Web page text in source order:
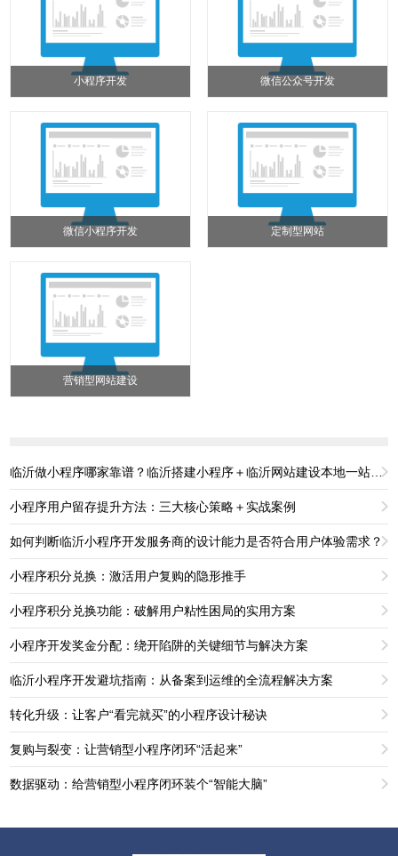
小程序开发 微信公众号开发
微信小程序开发 定制型网站
营销型网站建设
临沂做小程序哪家靠谱？临沂搭建小程序＋临沂网站建设本地一站式服务
小程序用户留存提升方法：三大核心策略＋实战案例
如何判断临沂小程序开发服务商的设计能力是否符合用户体验需求？
小程序积分兑换：激活用户复购的隐形推手
小程序积分兑换功能：破解用户粘性困局的实用方案
小程序开发奖金分配：绕开陷阱的关键细节与解决方案
临沂小程序开发避坑指南：从备案到运维的全流程解决方案
转化升级：让客户“看完就买”的小程序设计秘诀
复购与裂变：让营销型小程序闭环“活起来”
数据驱动：给营销型小程序闭环装个“智能大脑”